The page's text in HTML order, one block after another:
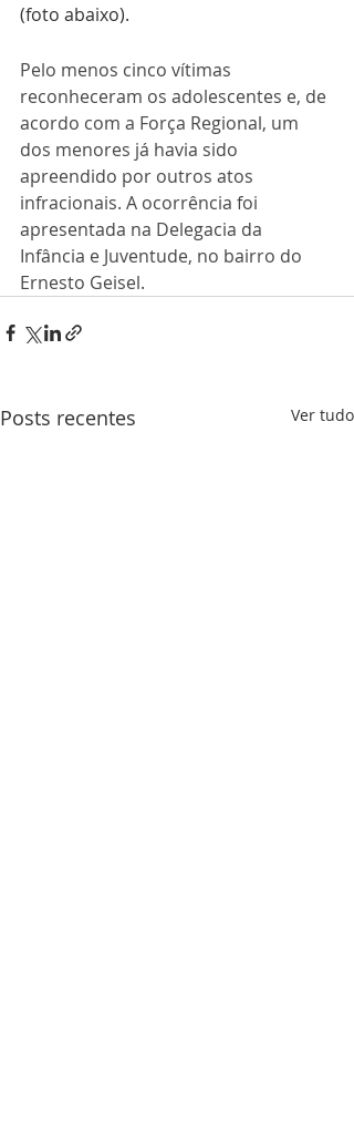
(foto abaixo).
Pelo menos cinco vítimas
reconheceram os adolescentes e, de
acordo com a Força Regional, um
dos menores já havia sido
apreendido por outros atos
infracionais. A ocorrência foi
apresentada na Delegacia da
Infância e Juventude, no bairro do
Ernesto Geisel.
Posts recentes Ver tudo